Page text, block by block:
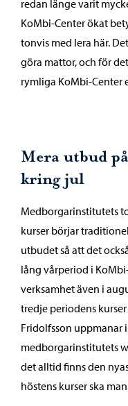
redan länge varit
KoMbi-Center ökat
tonvis med lera här.
göra mattor, och för
rymliga KoMbi-Center
Mera utbud
kring jul
Medborgarinstitutets
kurser börjar
utbudet så att det
lång vårperiod i
verksamhet även i
tredje periodens
Fridolfsson uppmanar
medborgarinstitutets
det alltid finns den
höstens kurser ska